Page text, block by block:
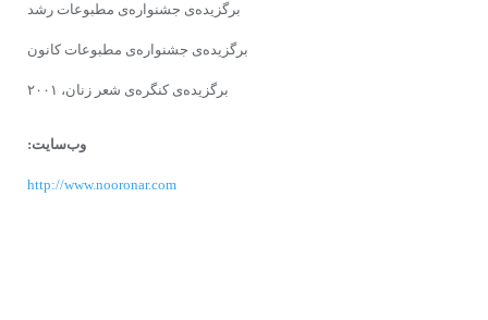
برگزیده‌ى‌ جشنواره‌ى مطبوعات رشد
برگزیده‌ى جشنواره‌ى مطبوعات کانون
برگزیده‌ى‌ کنگره‌ى شعر زنان، ۲۰۰۱
وب‌سایت:
http://www.nooronar.com